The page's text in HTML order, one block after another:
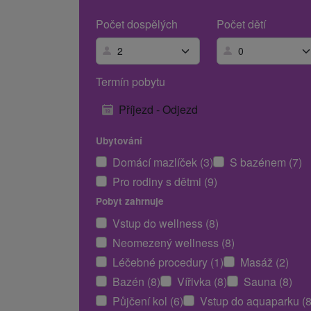
Počet dospělých
Počet dětí
Termín pobytu
Příjezd - Odjezd
Ubytování
Domácí mazlíček (3)
S bazénem (7)
Pro rodiny s dětmi (9)
Pobyt zahrnuje
Vstup do wellness (8)
Neomezený wellness (8)
Léčebné procedury (1)
Masáž (2)
Bazén (8)
Vířivka (8)
Sauna (8)
Půjčení kol (6)
Vstup do aquaparku